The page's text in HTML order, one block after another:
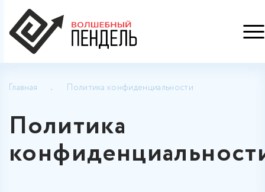
Главная Политика конфиденциальности
Политика